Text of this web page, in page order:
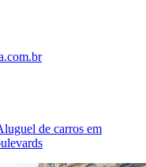
de carros em